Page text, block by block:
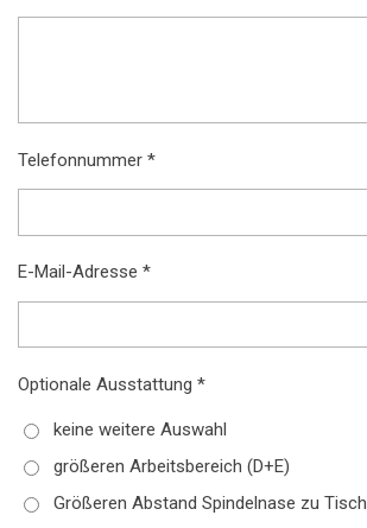
Telefonnummer *
E-Mail-Adresse *
Optionale Ausstattung *
keine weitere Auswahl
größeren Arbeitsbereich (D+E)
Größeren Abstand Spindelnase zu Tisch